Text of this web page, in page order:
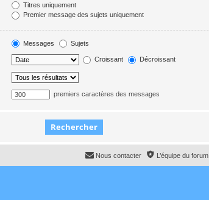
Titres uniquement
Premier message des sujets uniquement
Messages Sujets
Croissant Décroissant
premiers caractères des messages
L’équipe du forum
Nous contacter